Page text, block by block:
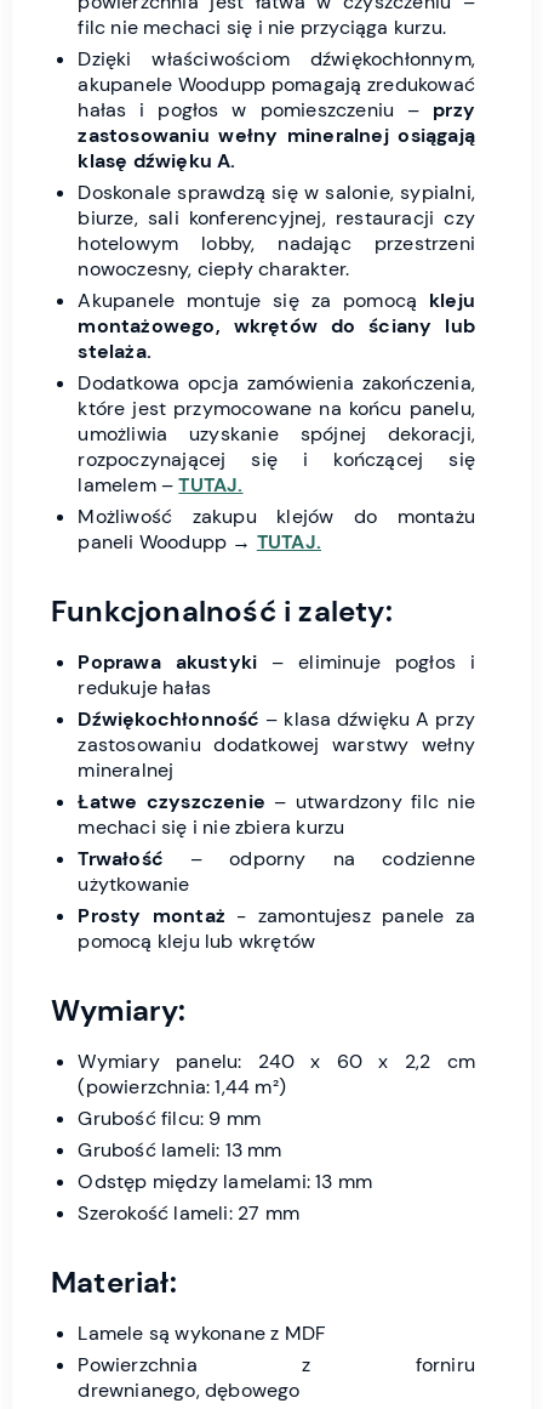
filc nie mechaci się i nie przyciąga kurzu.
Dzięki właściwościom dźwiękochłonnym,
akupanele Woodupp pomagają zredukować
hałas i pogłos w pomieszczeniu – przy
zastosowaniu wełny mineralnej osiągają
klasę dźwięku A.
Doskonale sprawdzą się w salonie, sypialni,
biurze, sali konferencyjnej, restauracji czy
hotelowym lobby, nadając przestrzeni
nowoczesny, ciepły charakter.
Akupanele montuje się za pomocą kleju
montażowego, wkrętów do ściany lub
stelaża.
Dodatkowa opcja zamówienia zakończenia,
które jest przymocowane na końcu panelu,
umożliwia uzyskanie spójnej dekoracji,
rozpoczynającej się i kończącej się
lamelem –TUTAJ.
Możliwość zakupu klejów do montażu
paneli Woodupp → TUTAJ.
Funkcjonalność i zalety:
Poprawa akustyki – eliminuje pogłos i
redukuje hałas
Dźwiękochłonność – klasa dźwięku A przy
zastosowaniu dodatkowej warstwy wełny
mineralnej
Łatwe czyszczenie – utwardzony filc nie
mechaci się i nie zbiera kurzu
Trwałość – odporny na codzienne
użytkowanie
Prosty montaż - zamontujesz panele za
pomocą kleju lub wkrętów
Wymiary:
Wymiary panelu: 240 x 60 x 2,2 cm
(powierzchnia: 1,44 m²)
Grubość filcu: 9 mm
Grubość lameli: 13 mm
Odstęp między lamelami: 13 mm
Szerokość lameli: 27 mm
Materiał:
Lamele są wykonane z MDF
Powierzchnia z forniru
drewnianego, dębowego